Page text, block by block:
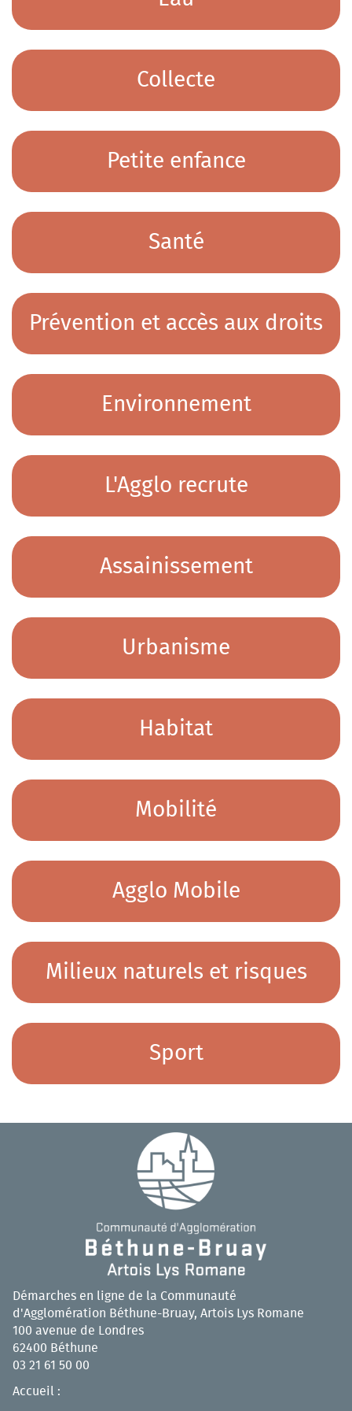
Petite Enfance
Collecte
Petite enfance
Santé
Prévention et accès aux droits
Environnement
L'Agglo recrute
Assainissement
Urbanisme
Habitat
Mobilité
Agglo Mobile
Milieux naturels et risques
Sport
Démarches en ligne de la Communauté
d'Agglomération Béthune-Bruay, Artois Lys Romane
100 avenue de Londres
62400 Béthune
03 21 61 50 00
Accueil :